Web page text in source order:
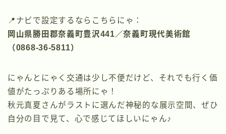
📍ナビで設定するならこちらにゃ：
岡山県勝田郡奈義町豊沢441／奈義町現代美術館
（0868-36-5811）
にゃんとにゃく交通は少し不便だけど、それでも行く価
値がたっぷりある場所にゃ！
秋元真夏さんがラストに選んだ神秘的な展示空間、ぜひ
自分の目で見て、心で感じてほしいにゃん♪